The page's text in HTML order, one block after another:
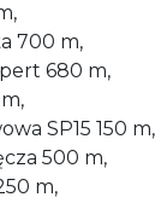
700 m,
680 m,
SP15 150 m,
500 m,
m,